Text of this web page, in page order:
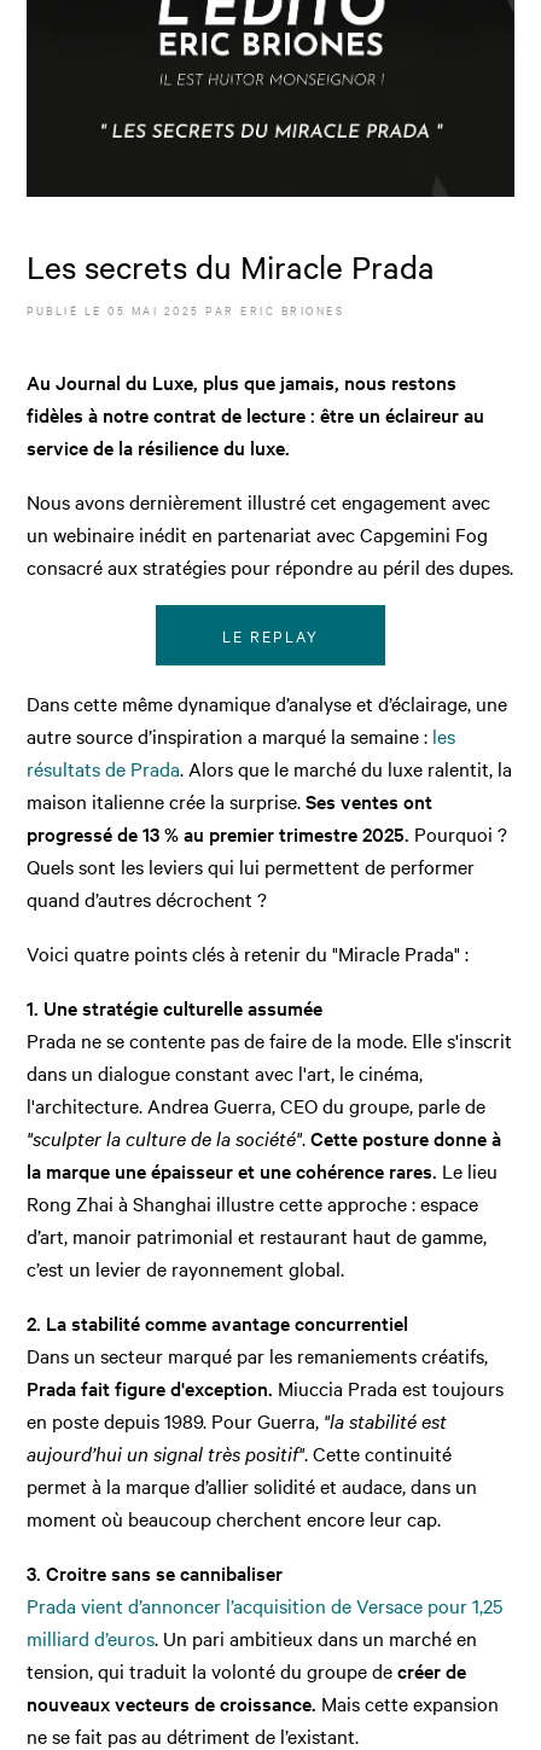
Les secrets du Miracle Prada
PUBLIÉ LE05 MAI 2025 PARERIC BRIONES
Au Journal du Luxe, plus que jamais, nous restons
fidèles à notre contrat de lecture : être un éclaireur au
service de la résilience du luxe.
Nous avons dernièrement illustré cet engagement avec
un webinaire inédit en partenariat avec Capgemini Fog
consacré aux stratégies pour répondre au péril des dupes.
LE REPLAY
Dans cette même dynamique d’analyse et d’éclairage, une
autre source d’inspiration a marqué la semaine : les
résultats de Prada. Alors que le marché du luxe ralentit, la
maison italienne crée la surprise.Ses ventes ont
progressé de 13 % au premier trimestre 2025. Pourquoi ?
Quels sont les leviers qui lui permettent de performer
quand d’autres décrochent ?
Voici quatre points clés à retenir du "Miracle Prada" :
1. Une stratégie culturelle assumée
Prada ne se contente pas de faire de la mode. Elle s'inscrit
dans un dialogue constant avec l'art, le cinéma,
l'architecture. Andrea Guerra, CEO du groupe, parle de
"sculpter la culture de la société".Cette posture donne à
la marque une épaisseur et une cohérence rares. Le lieu
Rong Zhai à Shanghai illustre cette approche : espace
d’art, manoir patrimonial et restaurant haut de gamme,
c’est un levier de rayonnement global.
2. La stabilité comme avantage concurrentiel
Dans un secteur marqué par les remaniements créatifs,
Prada fait figure d'exception. Miuccia Prada est toujours
en poste depuis 1989. Pour Guerra, "la stabilité est
aujourd’hui un signal très positif". Cette continuité
permet à la marque d’allier solidité et audace, dans un
moment où beaucoup cherchent encore leur cap.
3. Croitre sans se cannibaliser
Prada vient d’annoncer l’acquisition de Versace pour 1,25
milliard d’euros. Un pari ambitieux dans un marché en
tension, qui traduit la volonté du groupe decréer de
nouveaux vecteurs de croissance. Mais cette expansion
ne se fait pas au détriment de l’existant.